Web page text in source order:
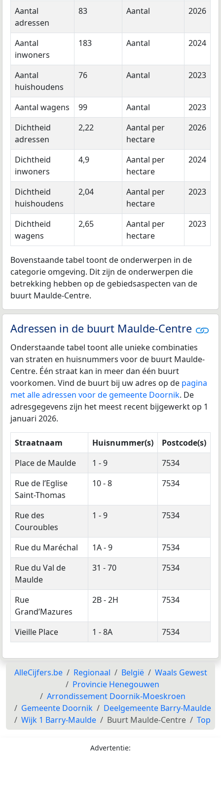
Aantal
adressen
83 Aantal 2026
Aantal
inwoners
183 Aantal 2024
Aantal
huishoudens
76 Aantal 2023
Aantal wagens 99 Aantal
2023
Dichtheid
adressen
2,22
Aantal per
hectare
2026
Dichtheid
inwoners
4,9
Aantal per
hectare
2024
Dichtheid
huishoudens
2,04
Aantal per
hectare
2023
Dichtheid
wagens
2,65
Aantal per
hectare
2023
Bovenstaande tabel toont de onderwerpen in de
categorie omgeving. Dit zijn de onderwerpen die
betrekking hebben op de gebiedsaspecten van de
buurt Maulde-Centre.
Adressen in de buurt Maulde-Centre
Onderstaande tabel toont alle unieke combinaties
van straten en huisnummers voor de buurt Maulde-
Centre. Één straat kan in meer dan één buurt
voorkomen. Vind de buurt bij uw adres op de pagina
met alle adressen voor de gemeente Doornik. De
adresgegevens zijn het meest recent bijgewerkt op 1
januari 2026.
Straatnaam Huisnummer(s)
Postcode(s)
Place de Maulde
1 - 9
7534
Rue de l’Eglise
Saint-Thomas
10 - 8 7534
Rue des
Couroubles
1 - 9 7534
Rue du Maréchal 1A - 9
7534
Rue du Val de
Maulde
31 - 70 7534
Rue
Grand’Mazures
2B - 2H 7534
Vieille Place 1 - 8A 7534
AlleCijfers.be Regionaal België
Waals Gewest
Provincie Henegouwen
Arrondissement Doornik-Moeskroen
Gemeente Doornik
Deelgemeente Barry-Maulde
Wijk 1 Barry-Maulde
Buurt Maulde-Centre Top
Advertentie: